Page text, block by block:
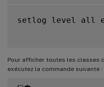
setlog level all
Pour afficher toutes les classes
exécutez la commande suivante :